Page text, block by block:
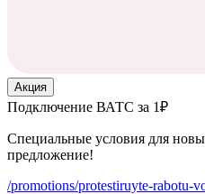
Акция
Подключение ВАТС за 1₽
Специальные условия для
предложение!
/promotions/protestiruyte-rabotu-